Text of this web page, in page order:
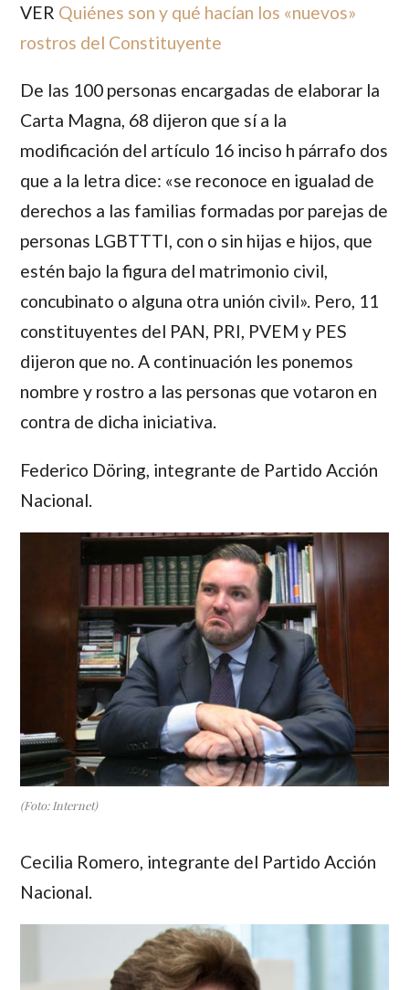
VER Quiénes son y qué hacían los «nuevos»
rostros del Constituyente
De las 100 personas encargadas de elaborar la
Carta Magna, 68 dijeron que sí a la
modificación del artículo 16 inciso h párrafo dos
que a la letra dice: «se reconoce en igualad de
derechos a las familias formadas por parejas de
personas LGBTTTI, con o sin hijas e hijos, que
estén bajo la figura del matrimonio civil,
concubinato o alguna otra unión civil». Pero, 11
constituyentes del PAN, PRI, PVEM y PES
dijeron que no. A continuación les ponemos
nombre y rostro a las personas que votaron en
contra de dicha iniciativa.
Federico Döring, integrante de Partido Acción
Nacional.
(Foto: Internet)
Cecilia Romero, integrante del Partido Acción
Nacional.